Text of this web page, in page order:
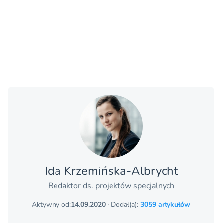
Ida Krzemińska-Albrycht
Redaktor ds. projektów specjalnych
Aktywny od:14.09.2020 · Dodał(a): 3059 artykułów